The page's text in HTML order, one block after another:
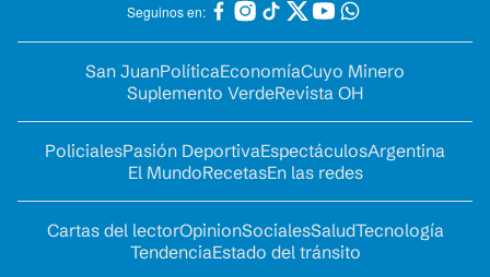
Seguinos en:
San JuanPolíticaEconomíaCuyo Minero
Suplemento VerdeRevista OH
PolicialesPasión DeportivaEspectáculosArgentina
El MundoRecetasEn las redes
Cartas del lectorOpinionSocialesSaludTecnología
TendenciaEstado del tránsito